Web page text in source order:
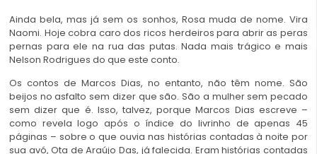
Ainda bela, mas já sem os sonhos, Rosa muda de nome. Vira
Naomi. Hoje cobra caro dos ricos herdeiros para abrir as peras
pernas para ele na rua das putas. Nada mais trágico e mais
Nelson Rodrigues do que este conto.
Os contos de Marcos Dias, no entanto, não têm nome. São
beijos no asfalto sem dizer que são. São a mulher sem pecado
sem dizer que é. Isso, talvez, porque Marcos Dias escreve –
como revela logo após o índice do livrinho de apenas 45
páginas – sobre o que ouvia nas histórias contadas à noite por
sua avó, Ota de Araújo Das, já falecida. Eram histórias contadas